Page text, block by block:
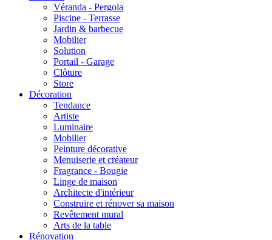
Véranda - Pergola
Piscine - Terrasse
Jardin & barbecue
Mobilier
Solution
Portail - Garage
Clôture
Store
Décoration
Tendance
Artiste
Luminaire
Mobilier
Peinture décorative
Menuiserie et créateur
Fragrance - Bougie
Linge de maison
Architecte d'intérieur
Construire et rénover sa maison
Revêtement mural
Arts de la table
Rénovation